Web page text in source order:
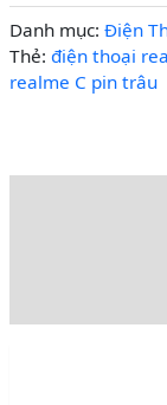
Danh mục: Điện
Thẻ: điện thoại
realme C pin trâu